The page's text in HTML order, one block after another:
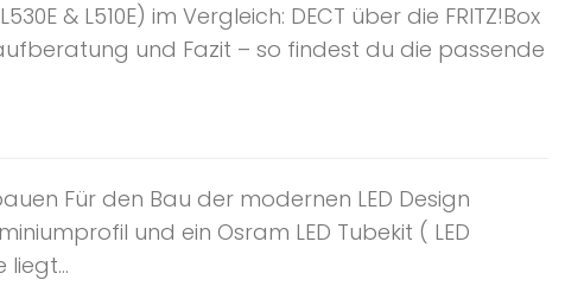
& L510E) im Vergleich: DECT über die FRITZ!Box
und Fazit – so findest du die passende
Für den Bau der modernen LED Design
und ein Osram LED Tubekit ( LED